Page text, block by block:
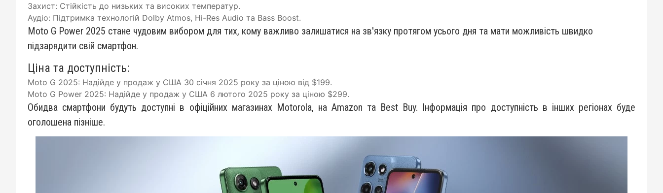
Захист: Стійкість до низьких та високих температур.
Аудіо: Підтримка технологій Dolby Atmos, Hi-Res Audio та Bass Boost.
Moto G Power 2025 стане чудовим вибором для тих, кому важливо залишатися на зв'язку протягом усього дня та мати можливість швидко
підзарядити свій смартфон.
Ціна та доступність:
Moto G 2025: Надійде у продаж у США 30 січня 2025 року за ціною від $199.
Moto G Power 2025: Надійде у продаж у США 6 лютого 2025 року за ціною $299.
Обидва смартфони будуть доступні в офіційних магазинах Motorola, на Amazon та Best Buy. Інформація про доступність в інших регіонах буде
оголошена пізніше.